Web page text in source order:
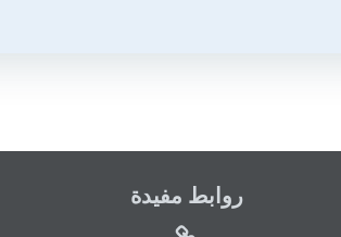
روابط مفيدة